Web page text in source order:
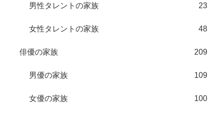
男性タレントの家族 23
女性タレントの家族 48
俳優の家族 209
男優の家族 109
女優の家族 100